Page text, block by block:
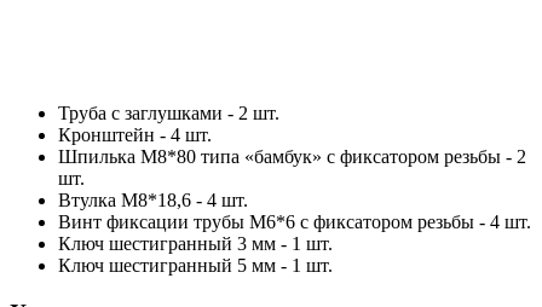
Труба с заглушками - 2 шт.
Кронштейн - 4 шт.
Шпилька М8*80 типа «бамбук» с фиксатором резьбы - 2
шт.
Втулка М8*18,6 - 4 шт.
Винт фиксации трубы М6*6 с фиксатором резьбы - 4 шт.
Ключ шестигранный 3 мм - 1 шт.
Ключ шестигранный 5 мм - 1 шт.